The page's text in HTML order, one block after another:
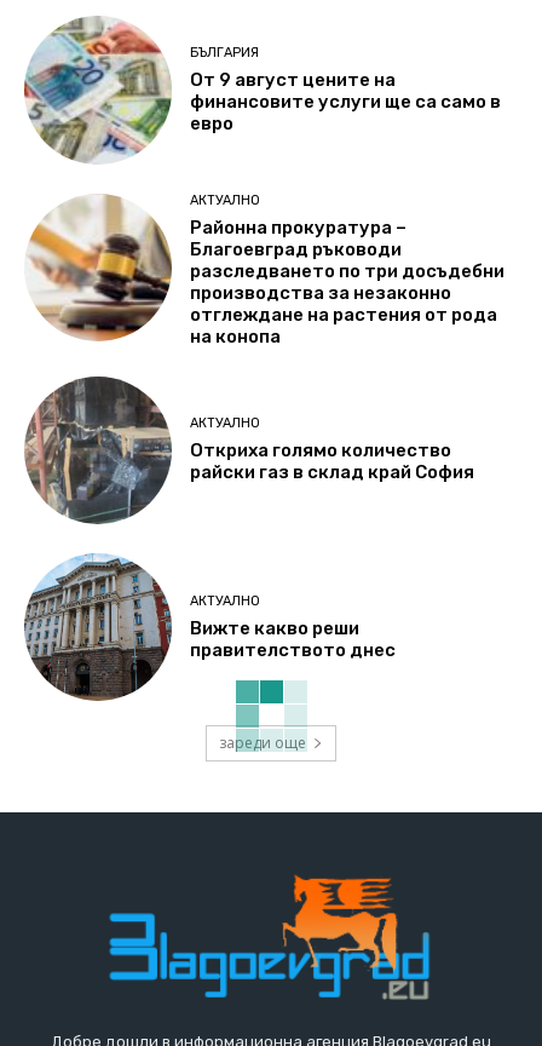
БЪЛГАРИЯ
От 9 август цените на
финансовите услуги ще са само в
евро
АКТУАЛНО
Районна прокуратура –
Благоевград ръководи
разследването по три досъдебни
производства за незаконно
отглеждане на растения от рода
на конопа
АКТУАЛНО
Откриха голямо количество
райски газ в склад край София
АКТУАЛНО
Вижте какво реши
правителството днес
зареди още
Добре дошли в информационна агенция Blagoevgrad.eu